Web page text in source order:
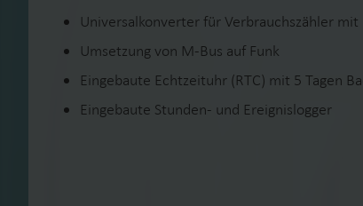
Universalkonverter für Verbrauchszähler mit
Umsetzung von M-Bus auf Funk
Eingebaute Echtzeituhr (RTC) mit 5 Tagen
Eingebaute Stunden- und Ereignislogger